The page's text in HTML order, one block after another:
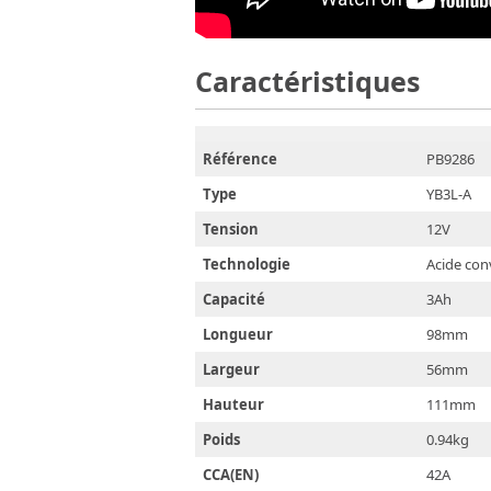
Caractéristiques
Référence
PB9286
Type
YB3L-A
Tension
12V
Technologie
Acide
Capacité
3Ah
Longueur
98mm
Largeur
56mm
Hauteur
111mm
Poids
0.94kg
CCA(EN)
42A